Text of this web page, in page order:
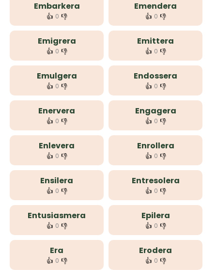
Embarkera
👍 0 👎
Emendera
👍 0 👎
Emigrera
👍 0 👎
Emittera
👍 0 👎
Emulgera
👍 0 👎
Endossera
👍 0 👎
Enervera
👍 0 👎
Engagera
👍 0 👎
Enlevera
👍 0 👎
Enrollera
👍 0 👎
Ensilera
👍 0 👎
Entresolera
👍 0 👎
Entusiasmera
👍 0 👎
Epilera
👍 0 👎
Era
👍 0 👎
Erodera
👍 0 👎